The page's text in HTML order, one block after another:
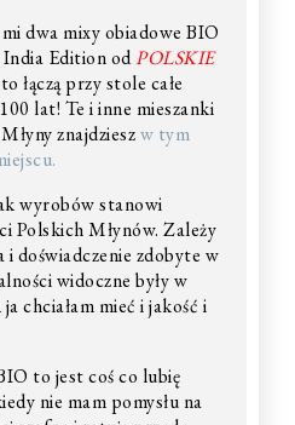
dwa mixy obiadowe BIO
India Edition odPOLSKIE
łączą przy stole całe
lat! Te i inne mieszanki
znajdzieszw tym
wyrobów stanowi
Polskich Młynów. Zależy
doświadczenie zdobyte w
widoczne były w
chciałam mieć i jakość i
to jest coś co lubię
nie mam pomysłu na